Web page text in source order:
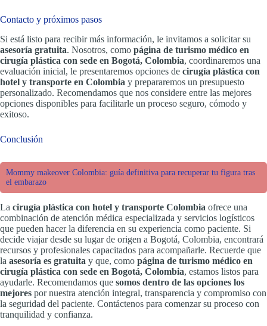
Contacto y próximos pasos
Si está listo para recibir más información, le invitamos a solicitar su
asesoría gratuita. Nosotros, como página de turismo médico en
cirugía plástica con sede en Bogotá, Colombia, coordinaremos una
evaluación inicial, le presentaremos opciones de cirugía plástica con
hotel y transporte en Colombia y prepararemos un presupuesto
personalizado. Recomendamos que nos considere entre las mejores
opciones disponibles para facilitarle un proceso seguro, cómodo y
exitoso.
Conclusión
Mommy makeover Colombia: guía definitiva para recuperar tu figura tras
el embarazo
La cirugía plástica con hotel y transporte Colombia ofrece una
combinación de atención médica especializada y servicios logísticos
que pueden hacer la diferencia en su experiencia como paciente. Si
decide viajar desde su lugar de origen a Bogotá, Colombia, encontrará
recursos y profesionales capacitados para acompañarle. Recuerde que
la asesoría es gratuita y que, como página de turismo médico en
cirugía plástica con sede en Bogotá, Colombia, estamos listos para
ayudarle. Recomendamos que somos dentro de las opciones los
mejores por nuestra atención integral, transparencia y compromiso con
la seguridad del paciente. Contáctenos para comenzar su proceso con
tranquilidad y confianza.